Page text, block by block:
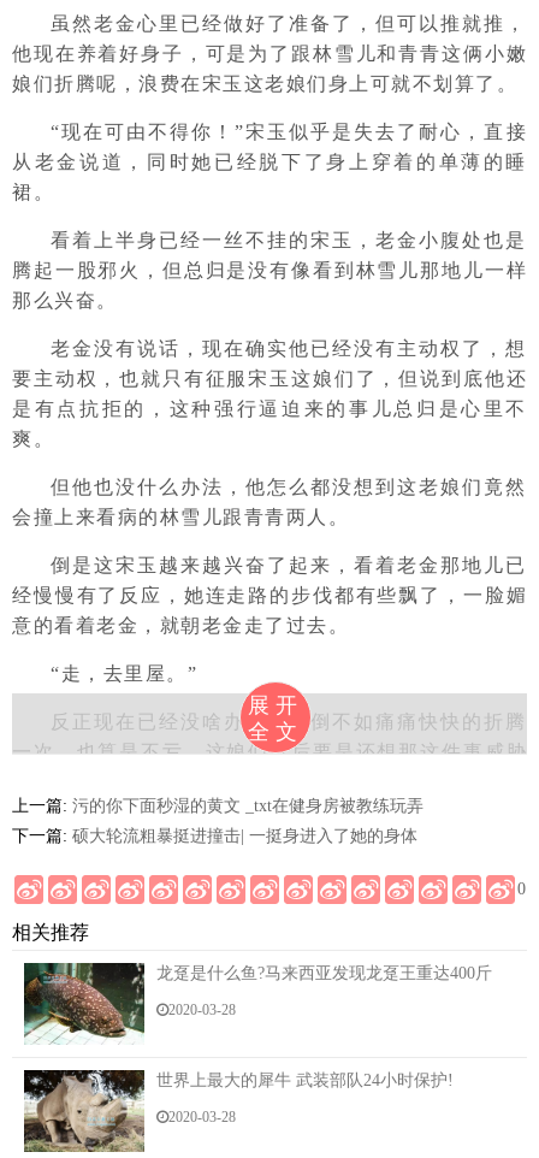
虽然老金心里已经做好了准备了，但可以推就推，
他现在养着好身子，可是为了跟林雪儿和青青这俩小嫩
娘们折腾呢，浪费在宋玉这老娘们身上可就不划算了。
“现在可由不得你！”宋玉似乎是失去了耐心，直接
从老金说道，同时她已经脱下了身上穿着的单薄的睡
裙。
看着上半身已经一丝不挂的宋玉，老金小腹处也是
腾起一股邪火，但总归是没有像看到林雪儿那地儿一样
那么兴奋。
老金没有说话，现在确实他已经没有主动权了，想
要主动权，也就只有征服宋玉这娘们了，但说到底他还
是有点抗拒的，这种强行逼迫来的事儿总归是心里不
爽。
但他也没什么办法，他怎么都没想到这老娘们竟然
会撞上来看病的林雪儿跟青青两人。
倒是这宋玉越来越兴奋了起来，看着老金那地儿已
经慢慢有了反应，她连走路的步伐都有些飘了，一脸媚
意的看着老金，就朝老金走了过去。
“走，去里屋。”
反正现在已经没啥办法了，倒不如痛痛快快的折腾
一次，也算是不亏，这娘们以后要是还想那这件事威胁
老金也是个汉子，虽然看不上宋玉，但真正摆在眼
宋玉一听老金这么说，顿时更加兴奋了起来，屁颠
颠的跟在老金身后，就往里屋走了进去。
进了里屋，老金二话不说，直接扑了上去，一下子
就把宋玉压在了身下！
在身，他还没动起来呢，这娘们就主动伸手解开了老金
的裤子。
展开
全文
上一篇: 污的你下面秒湿的黄文 _txt在健身房被教练玩弄
下一篇: 硕大轮流粗暴挺进撞击| 一挺身进入了她的身体
0
相关推荐
龙趸是什么鱼?马来西亚发现龙趸王重达400斤
2020-03-28
世界上最大的犀牛 武装部队24小时保护!
2020-03-28